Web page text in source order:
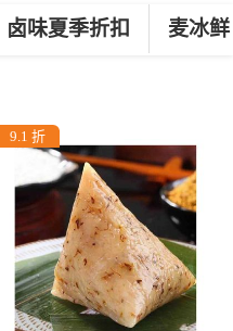
卤味夏季折扣 麦冰鲜
9.1 折